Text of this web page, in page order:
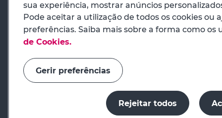
Preçário
Encargos de conversão
cambial
Em caso de emergência
Sugestões e reclamações
Princípios
Venda de
O millenniumbcp.pt é um serviço do Banco
sua experiência, mostrar anúncios
Pode aceitar a utilização de todos os cookies ou
preferências. Saiba mais sobre a forma como os
de Cookies.
Gerir preferências
Rejeitar todos